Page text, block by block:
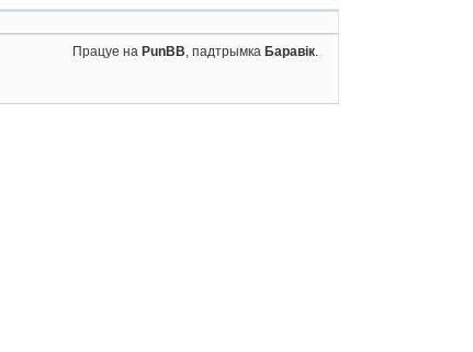
Працуе на PunBB, падтрымка Баравік.